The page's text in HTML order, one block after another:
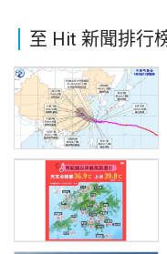
至 Hit 新聞排行